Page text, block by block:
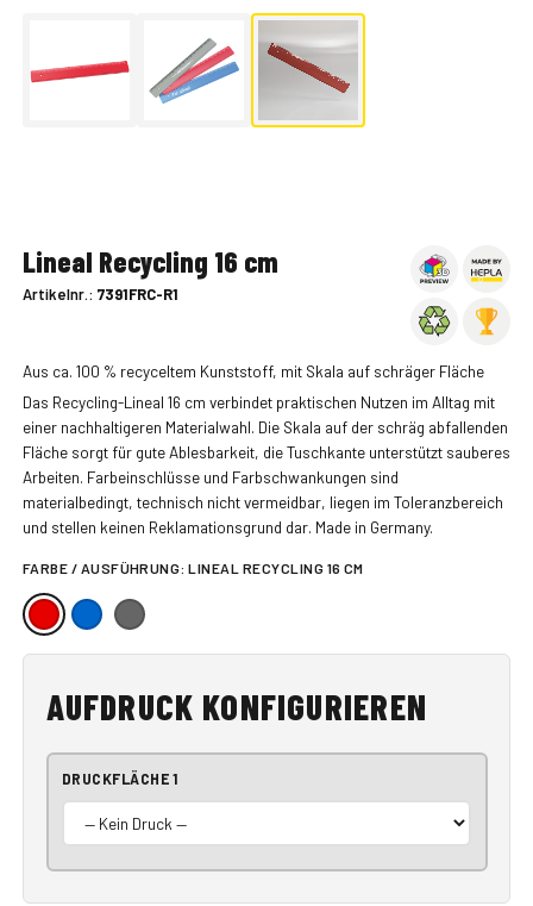
Lineal Recycling 16 cm
Artikelnr.: 7391FRC-R1
Aus ca. 100 % recyceltem Kunststoff, mit Skala auf schräger Fläche
Das Recycling-Lineal 16 cm verbindet praktischen Nutzen im Alltag mit
einer nachhaltigeren Materialwahl. Die Skala auf der schräg abfallenden
Fläche sorgt für gute Ablesbarkeit, die Tuschkante unterstützt sauberes
Arbeiten. Farbeinschlüsse und Farbschwankungen sind
materialbedingt, technisch nicht vermeidbar, liegen im Toleranzbereich
und stellen keinen Reklamationsgrund dar. Made in Germany.
FARBE / AUSFÜHRUNG:LINEAL RECYCLING 16 CM
AUFDRUCK KONFIGURIEREN
DRUCKFLÄCHE 1